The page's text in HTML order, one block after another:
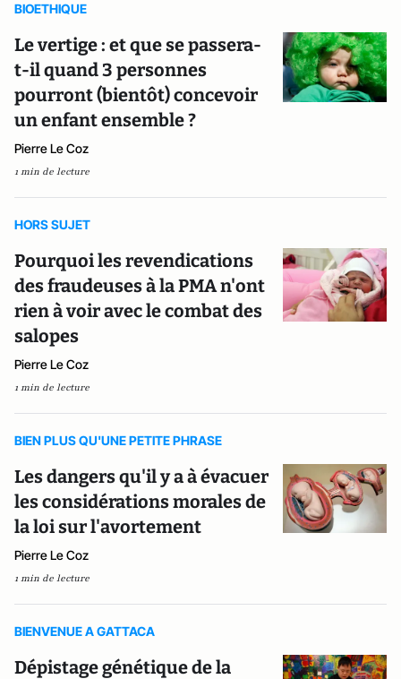
BIOETHIQUE
Le vertige : et que se passera-
t-il quand 3 personnes
pourront (bientôt) concevoir
un enfant ensemble ?
Pierre Le Coz
1 min de lecture
HORS SUJET
Pourquoi les revendications
des fraudeuses à la PMA n'ont
rien à voir avec le combat des
salopes
Pierre Le Coz
1 min de lecture
BIEN PLUS QU'UNE PETITE PHRASE
Les dangers qu'il y a à évacuer
les considérations morales de
la loi sur l'avortement
Pierre Le Coz
1 min de lecture
BIENVENUE A GATTACA
Dépistage génétique de la